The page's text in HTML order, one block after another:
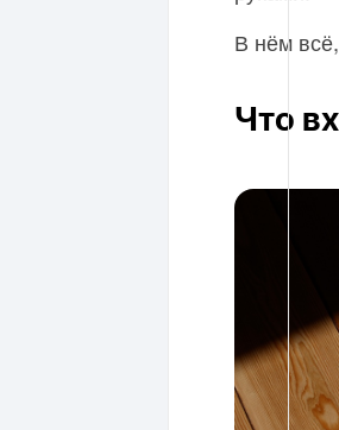
В нём
Что